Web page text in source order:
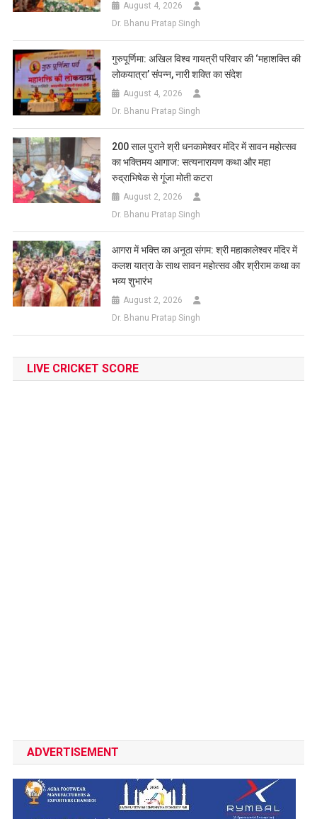
August 4, 2026
Dr. Bhanu Pratap Singh
गुरुपूर्णिमा: अखिल विश्व गायत्री परिवार की ‘महाशक्ति की
लोकयात्रा’ संपन्न, नारी शक्ति का संदेश
August 4, 2026
Dr. Bhanu Pratap Singh
200 साल पुराने श्री धनकामेश्वर मंदिर में सावन महोत्सव
का भक्तिमय आगाज: सत्यनारायण कथा और महा
रुद्राभिषेक से गूंजा मोती कटरा
August 2, 2026
Dr. Bhanu Pratap Singh
आगरा में भक्ति का अनूठा संगम: श्री महाकालेश्वर मंदिर में
कलश यात्रा के साथ सावन महोत्सव और श्रीराम कथा का
भव्य शुभारंभ
August 2, 2026
Dr. Bhanu Pratap Singh
LIVE CRICKET SCORE
ADVERTISEMENT